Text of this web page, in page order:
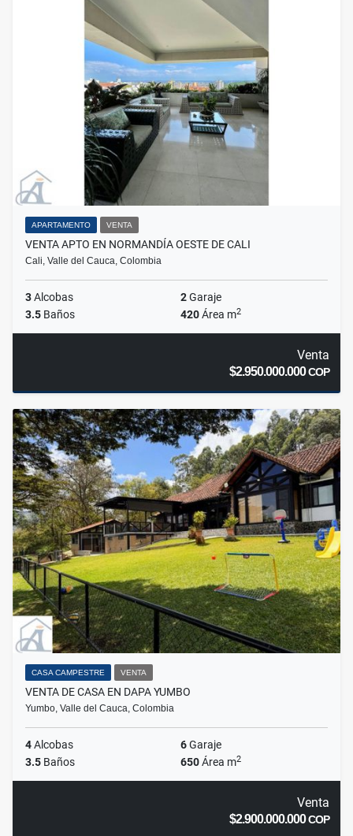
APARTAMENTO VENTA
VENTA APTO EN NORMANDÍA OESTE DE CALI
Cali, Valle del Cauca, Colombia
3Alcobas 2Garaje
3.5 Baños 420Área m2
Venta
$2.950.000.000COP
CASA CAMPESTRE VENTA
VENTA DE CASA EN DAPA YUMBO
Yumbo, Valle del Cauca, Colombia
4Alcobas 6Garaje
3.5 Baños 650Área m2
Venta
$2.900.000.000COP